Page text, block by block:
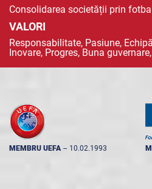
Consolidarea societății prin
VALORI
Responsabilitate, Pasiune,
Inovare, Progres, Buna
MEMBRU UEFA -- 10.02.1993